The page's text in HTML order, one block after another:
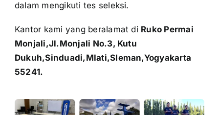
dalam mengikuti tes seleksi.
Kantor kami yang beralamat di Ruko Permai
Monjali,Jl.Monjali No.3, Kutu
Dukuh,Sinduadi,Mlati,Sleman,Yogyakarta
55241.